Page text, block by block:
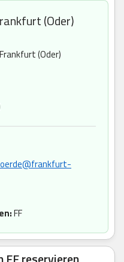
(Oder)
(Oder)
FF